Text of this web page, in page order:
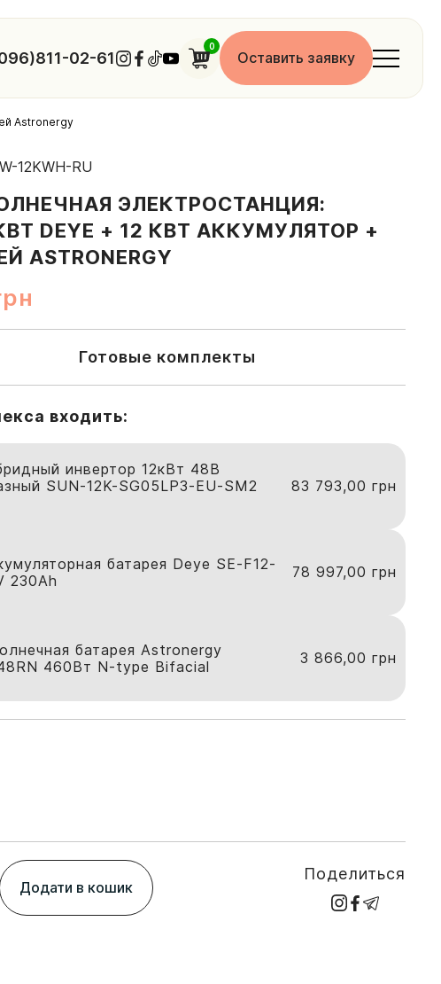
02-61
0
Оставить заявку
Astronergy
12KWH-RU
ЭЛЕКТРОСТАНЦИЯ:
DEYE + 12 КВТ АККУМУЛЯТОР +
ASTRONERGY
Готовые комплекты
входить:
инвертор 12кВт 48В
SUN-12K-SG05LP3-EU-SM2
83 793,00 грн
батарея Deye SE-F12-
230Ah
78 997,00 грн
батарея Astronergy
460Вт N-type Bifacial
3 866,00 грн
Додати в кошик
Поделиться